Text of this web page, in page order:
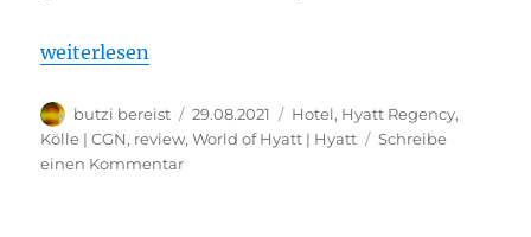
„Hyatt Regency Köln mit diesen Corona-
weiterlesen
Autor
butzi bereist
Veröffentlicht
am
29.08.2021 Kategorien
Hotel, Hyatt Regency,
Kölle | CGN, review,World of Hyatt | Hyatt
Schreibe
einen Kommentarzu